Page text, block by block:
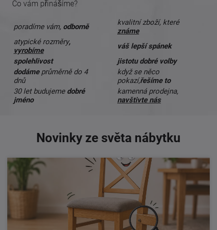
Co vám přinášíme?
poradíme vám, odborně
kvalitní zboží, které
známe
atypické rozměry,
vyrobíme
váš lepší spánek
spolehlivost
jistotu dobré volby
dodáme průměrně do 4
dnů
když se něco
pokazí,řešíme to
30 let budujeme dobré
jméno
kamenná prodejna,
navštivte nás
Novinky ze světa nábytku